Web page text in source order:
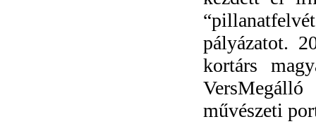
pályázatot.
kortárs
művészeti